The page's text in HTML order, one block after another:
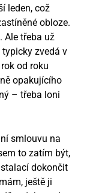
leden, což
obloze.
Ale třeba už
zvedá v
od roku
opakujícího
– třeba loni
smlouvu na
to zatím být,
dokončit
ještě ji